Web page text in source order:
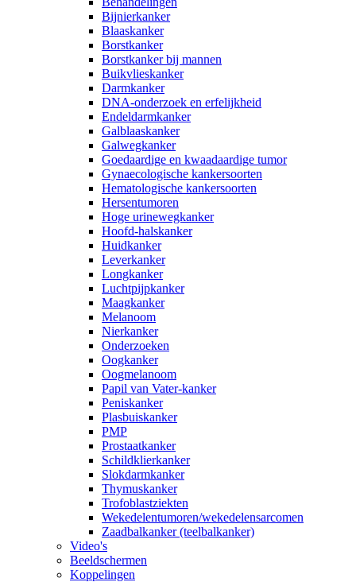
Bijnierkanker
Blaaskanker
Borstkanker
Borstkanker bij mannen
Buikvlieskanker
Darmkanker
DNA-onderzoek en erfelijkheid
Endeldarmkanker
Galblaaskanker
Galwegkanker
Goedaardige en kwaadaardige tumor
Gynaecologische kankersoorten
Hematologische kankersoorten
Hersentumoren
Hoge urinewegkanker
Hoofd-halskanker
Huidkanker
Leverkanker
Longkanker
Luchtpijpkanker
Maagkanker
Melanoom
Nierkanker
Onderzoeken
Oogkanker
Oogmelanoom
Papil van Vater-kanker
Peniskanker
Plasbuiskanker
PMP
Prostaatkanker
Schildklierkanker
Slokdarmkanker
Thymuskanker
Trofoblastziekten
Wekedelentumoren/wekedelensarcomen
Zaadbalkanker (teelbalkanker)
Video's
Beeldschermen
Koppelingen